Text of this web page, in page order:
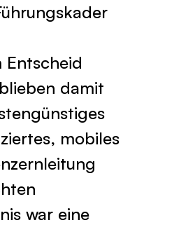
damit
mobiles
war eine